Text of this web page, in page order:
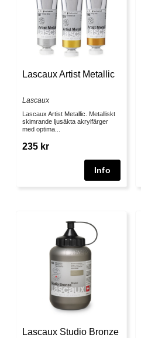
Lascaux Artist Metallic
Lascaux
Lascaux Artist Metallic. Metalliskt
skimrande ljusäkta akrylfärger
med optima...
235 kr
Lascaux Studio Bronze